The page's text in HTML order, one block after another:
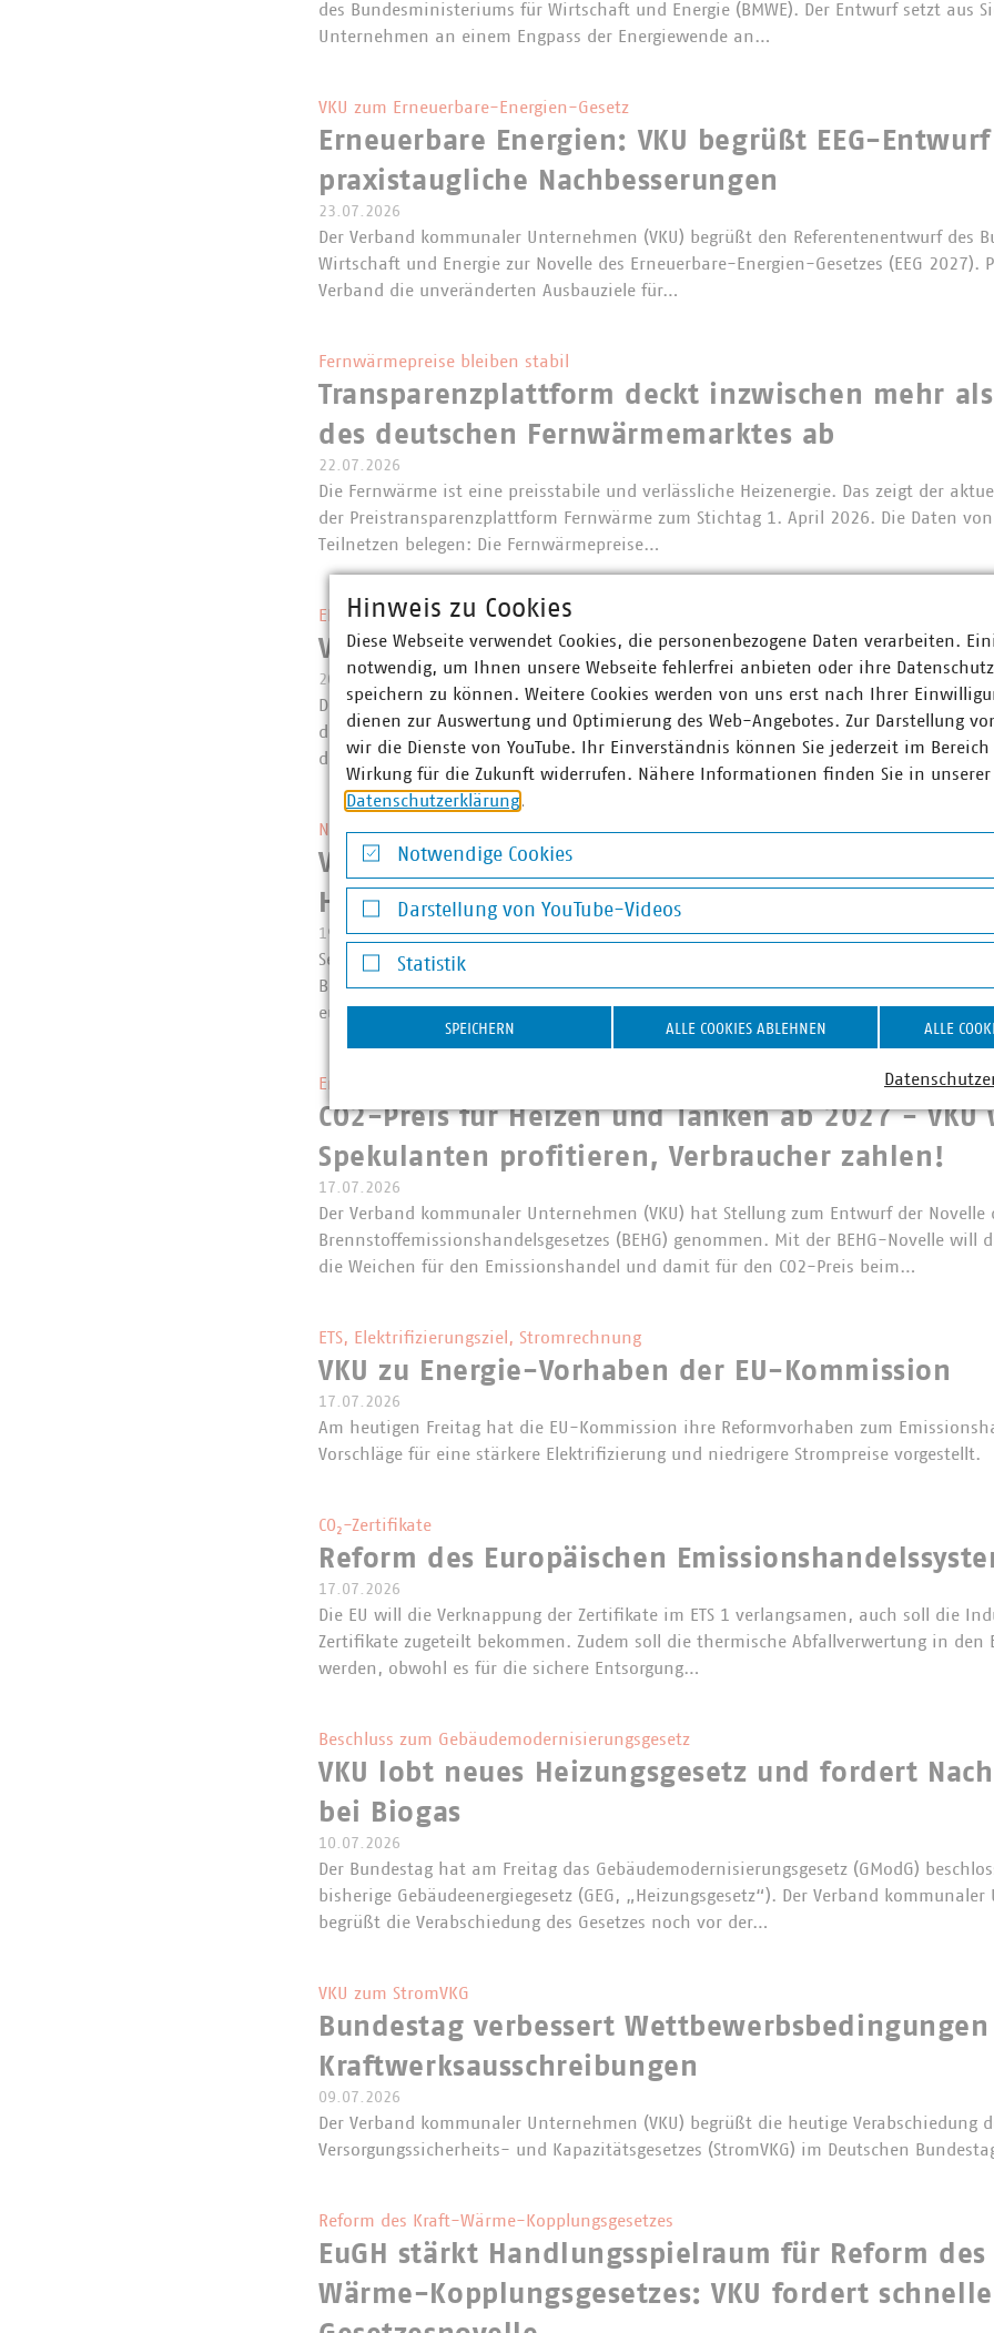
des Bundesministeriums für Wirtschaft und Energie (BMWE). Der Entwurf setzt aus
Unternehmen an einem Engpass der Energiewende an…
VKU zum Erneuerbare-Energien-Gesetz
Erneuerbare Energien: VKU begrüßt EEG-
praxistaugliche Nachbesserungen
23.07.2026
Der Verband kommunaler Unternehmen (VKU) begrüßt den Referentenentwurf des
Wirtschaft und Energie zur Novelle des Erneuerbare-Energien-Gesetzes (EEG 2027).
Verband die unveränderten Ausbauziele für…
Fernwärmepreise bleiben stabil
Transparenzplattform deckt inzwischen mehr
des deutschen Fernwärmemarktes ab
22.07.2026
Die Fernwärme ist eine preisstabile und verlässliche Heizenergie. Das zeigt der
der Preistransparenzplattform Fernwärme zum Stichtag 1. April 2026. Die Daten
Teilnetzen belegen: Die Fernwärmepreise…
EEG und Netzpaket
VKU-Ersteinschätzung zum Start der
20.07.2026
Die Bundesregierung hat die Verbändeanhörung für das Erneuerbaren-Energien-
das Netzpaket gestartet. Der Verband kommunaler Unternehmen (VKU) begrüßt
der Verzahnung von Erneuerbaren-Ausbau und…
Neue Regelung
VKU zum EU-Vernichtungsverbot für Textilien:
Herstellerverantwortung jetzt konsequent
19.07.2026
Seit dem 19. Juli dürfen große Unternehmen in der EU bestimmte unverkaufte
Bekleidungsaccessoires und Schuhe grundsätzlich nicht mehr vernichten. Die
europäischen Ökodesign-Verordnung für nachhaltige Produkte (ESPR)…
Entwurf der Novelle des BEHG
CO2-Preis für Heizen und Tanken ab 2027 -
Spekulanten profitieren, Verbraucher zahlen!
17.07.2026
Der Verband kommunaler Unternehmen (VKU) hat Stellung zum Entwurf der Novelle
Brennstoffemissionshandelsgesetzes (BEHG) genommen. Mit der BEHG-Novelle will
die Weichen für den Emissionshandel und damit für den CO2-Preis beim…
ETS, Elektrifizierungsziel, Stromrechnung
VKU zu Energie-Vorhaben der EU-Kommission
17.07.2026
Am heutigen Freitag hat die EU-Kommission ihre Reformvorhaben zum
Vorschläge für eine stärkere Elektrifizierung und niedrigere Strompreise vorgestellt.
CO₂-Zertifikate
Reform des Europäischen
17.07.2026
Die EU will die Verknappung der Zertifikate im ETS 1 verlangsamen, auch soll die
Zertifikate zugeteilt bekommen. Zudem soll die thermische Abfallverwertung in den
werden, obwohl es für die sichere Entsorgung…
Beschluss zum Gebäudemodernisierungsgesetz
VKU lobt neues Heizungsgesetz und fordert
bei Biogas
10.07.2026
Der Bundestag hat am Freitag das Gebäudemodernisierungsgesetz (GModG)
bisherige Gebäudeenergiegesetz (GEG, „Heizungsgesetz“). Der Verband kommunaler
begrüßt die Verabschiedung des Gesetzes noch vor der…
VKU zum StromVKG
Bundestag verbessert
Kraftwerksausschreibungen
09.07.2026
Der Verband kommunaler Unternehmen (VKU) begrüßt die heutige Verabschiedung
Versorgungssicherheits- und Kapazitätsgesetzes (StromVKG) im Deutschen
Reform des Kraft-Wärme-Kopplungsgesetzes
EuGH stärkt Handlungsspielraum für Reform
Wärme-Kopplungsgesetzes: VKU fordert schnelle
Hinweis zu Cookies
Diese Webseite verwendet Cookies, die personenbezogene Daten verarbeiten.
notwendig, um Ihnen unsere Webseite fehlerfrei anbieten oder ihre
speichern zu können. Weitere Cookies werden von uns erst nach Ihrer
dienen zur Auswertung und Optimierung des Web-Angebotes. Zur Darstellung
wir die Dienste von YouTube. Ihr Einverständnis können Sie jederzeit im
Wirkung für die Zukunft widerrufen. Nähere Informationen finden Sie in unserer
Datenschutzerklärung.
Notwendige Cookies
Notwendige Cookies
Darstellung von YouTube-Videos
Darstellung von YouTube-Videos
Statistik
Statistik
SPEICHERN ALLE COOKIES ABLEHNEN ALLE